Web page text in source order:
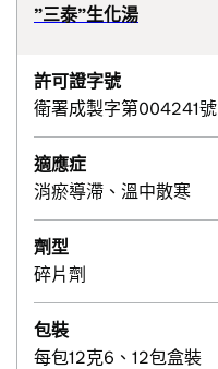
”三泰”生化湯
許可證字號
衛署成製字第004241號
適應症
消瘀導滯、溫中散寒
劑型
碎片劑
包裝
每包12克6、12包盒裝